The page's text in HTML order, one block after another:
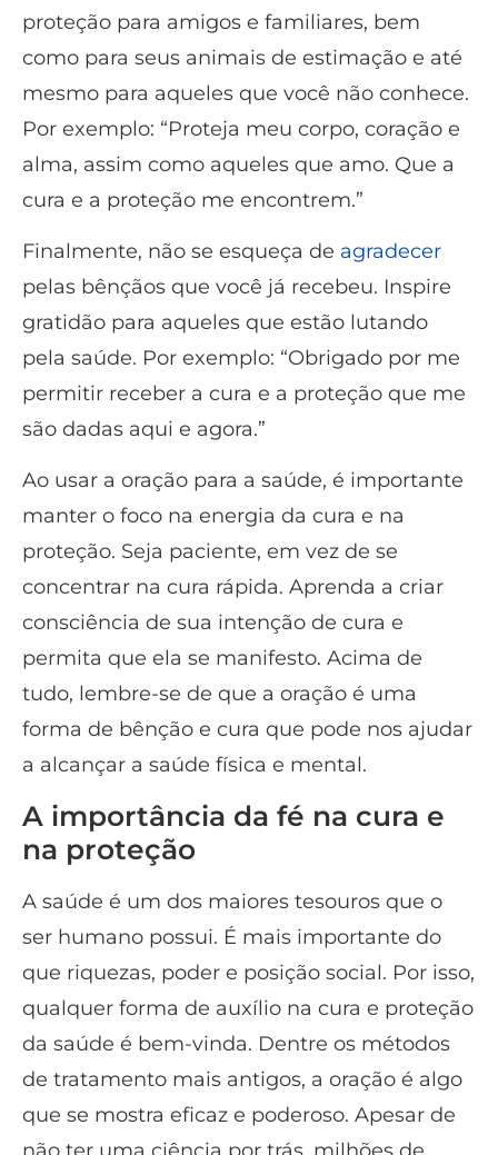
proteção para amigos e familiares, bem
como para seus animais de estimação e até
mesmo para aqueles que você não conhece.
Por exemplo: “Proteja meu corpo, coração e
alma, assim como aqueles que amo. Que a
cura e a proteção me encontrem.”
Finalmente, não se esqueça de agradecer
pelas bênçãos que você já recebeu. Inspire
gratidão para aqueles que estão lutando
pela saúde. Por exemplo: “Obrigado por me
permitir receber a cura e a proteção que me
são dadas aqui e agora.”
Ao usar a oração para a saúde, é importante
manter o foco na energia da cura e na
proteção. Seja paciente, em vez de se
concentrar na cura rápida. Aprenda a criar
consciência de sua intenção de cura e
permita que ela se manifesto. Acima de
tudo, lembre-se de que a oração é uma
forma de bênção e cura que pode nos ajudar
a alcançar a saúde física e mental.
A importância da fé na cura e
na proteção
A saúde é um dos maiores tesouros que o
ser humano possui. É mais importante do
que riquezas, poder e posição social. Por isso,
qualquer forma de auxílio na cura e proteção
da saúde é bem-vinda. Dentre os métodos
de tratamento mais antigos, a oração é algo
que se mostra eficaz e poderoso. Apesar de